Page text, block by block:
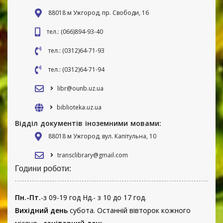
88018 м Ужгород, пр. Свободи, 16
тел.: (066)894-93-40
тел.: (0312)64-71-93
тел.: (0312)64-71-94
libr@ounb.uz.ua
biblioteka.uz.ua
Відділ документів іноземними мовами:
88018 м Ужгород, вул. Капітульна, 10
transclibrary@gmail.com
Години роботи:
Пн.-Пт.-з 09-19 год Нд.- з 10 до 17 год.
Вихідний день субота. Останній вівторок кожного